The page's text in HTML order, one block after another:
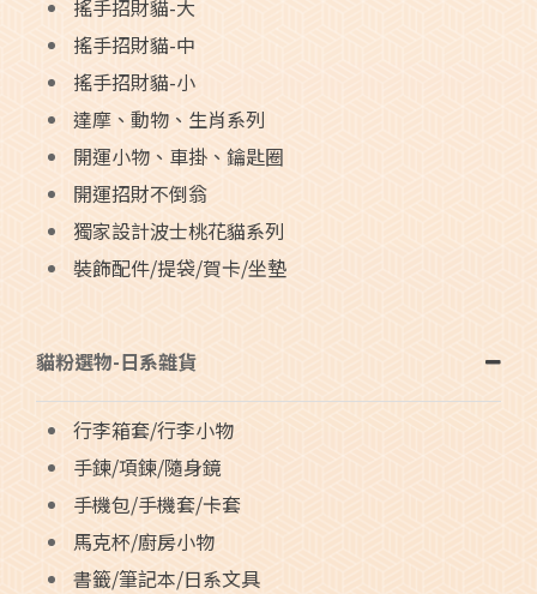
搖手招財貓-大
搖手招財貓-中
搖手招財貓-小
達摩、動物、生肖系列
開運小物、車掛、鑰匙圈
開運招財不倒翁
獨家設計波士桃花貓系列
裝飾配件/提袋/賀卡/坐墊
貓粉選物-日系雜貨
行李箱套/行李小物
手鍊/項鍊/隨身鏡
手機包/手機套/卡套
馬克杯/廚房小物
書籤/筆記本/日系文具